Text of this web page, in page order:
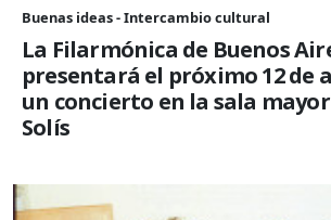
Buenas ideas - Intercambio cultural
La Filarmónica de Buenos
presentará el próximo 12 de
un concierto en la sala
Solís